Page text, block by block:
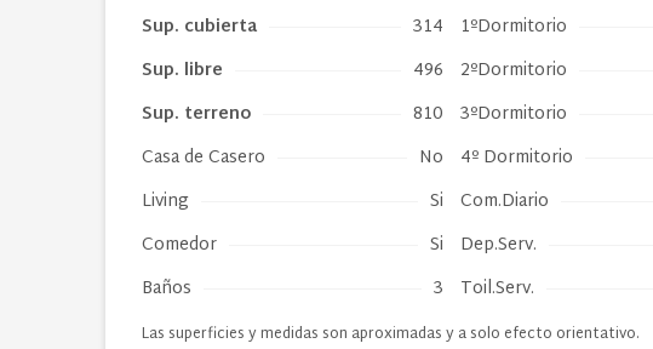
Sup. cubierta
314
Sup. libre
496
Sup. terreno
810
Casa de Casero
No
Living
Si
Comedor
Si
Baños
3
1ºDormitorio
2ºDormitorio
3ºDormitorio
4º Dormitorio
Com.Diario
Dep.Serv.
Toil.Serv.
Las superficies y medidas son aproximadas y a solo efecto orientativo.